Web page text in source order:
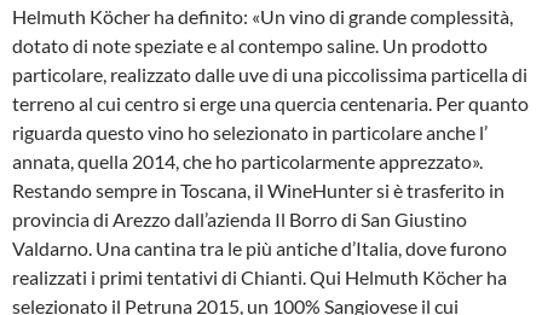
Helmuth Köcher ha definito: «Un vino di grande complessità,
dotato di note speziate e al contempo saline. Un prodotto
particolare, realizzato dalle uve di una piccolissima particella di
terreno al cui centro si erge una quercia centenaria. Per quanto
riguarda questo vino ho selezionato in particolare anche l’
annata, quella 2014, che ho particolarmente apprezzato».
Restando sempre in Toscana, il WineHunter si è trasferito in
provincia di Arezzo dall’azienda Il Borro di San Giustino
Valdarno. Una cantina tra le più antiche d’Italia, dove furono
realizzati i primi tentativi di Chianti. Qui Helmuth Köcher ha
selezionato il Petruna 2015, un 100% Sangiovese il cui